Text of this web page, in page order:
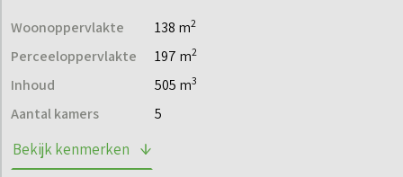
Woonoppervlakte 138 m2
Perceeloppervlakte 197 m2
Inhoud 505 m3
Aantal kamers 5
Bekijk kenmerken